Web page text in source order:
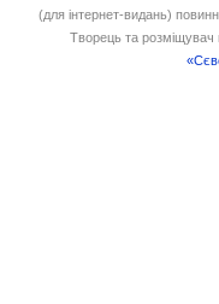
(для інтернет-видань)
Творець та розміщувач